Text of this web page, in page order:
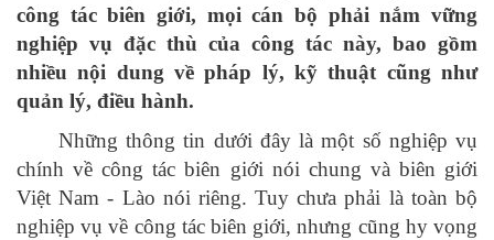
công tác biên giới, mọi cán bộ phải nắm vững
nghiệp vụ đặc thù của công tác này, bao gồm
nhiều nội dung về pháp lý, kỹ thuật cũng như
quản lý, điều hành.
Những thông tin dưới đây là một số nghiệp vụ
chính về công tác biên giới nói chung và biên giới
Việt Nam - Lào nói riêng. Tuy chưa phải là toàn bộ
nghiệp vụ về công tác biên giới, nhưng cũng hy vọng